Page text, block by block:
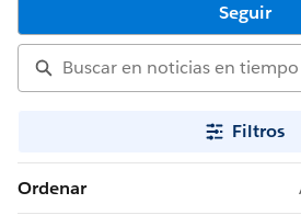
Seguir
Filtros
Ordenar